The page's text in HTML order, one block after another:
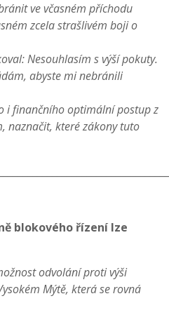
ve včasném příchodu
zcela strašlivém boji o
Nesouhlasím s výší pokuty.
abyste mi nebránili
i finančního optimální postup z
naznačit, které zákony tuto
blokového řízení lze
odvolání proti výši
Mýtě, která se rovná